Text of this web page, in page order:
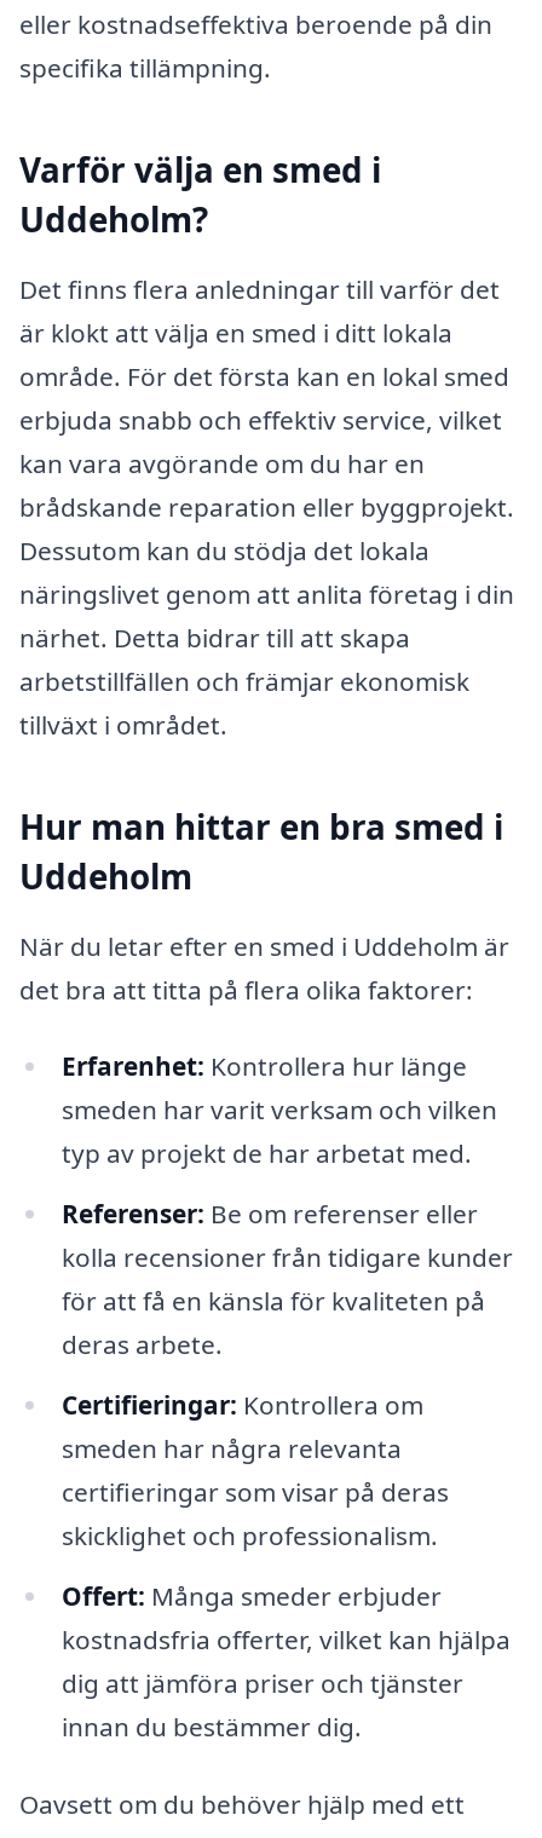
eller kostnadseffektiva beroende på din
specifika tillämpning.
Varför välja en smed i
Uddeholm?
Det finns flera anledningar till varför det
är klokt att välja en smed i ditt lokala
område. För det första kan en lokal smed
erbjuda snabb och effektiv service, vilket
kan vara avgörande om du har en
brådskande reparation eller byggprojekt.
Dessutom kan du stödja det lokala
näringslivet genom att anlita företag i din
närhet. Detta bidrar till att skapa
arbetstillfällen och främjar ekonomisk
tillväxt i området.
Hur man hittar en bra smed i
Uddeholm
När du letar efter en smed i Uddeholm är
det bra att titta på flera olika faktorer:
Erfarenhet: Kontrollera hur länge
smeden har varit verksam och vilken
typ av projekt de har arbetat med.
Referenser: Be om referenser eller
kolla recensioner från tidigare kunder
för att få en känsla för kvaliteten på
deras arbete.
Certifieringar: Kontrollera om
smeden har några relevanta
certifieringar som visar på deras
skicklighet och professionalism.
Offert: Många smeder erbjuder
kostnadsfria offerter, vilket kan hjälpa
dig att jämföra priser och tjänster
innan du bestämmer dig.
Oavsett om du behöver hjälp med ett